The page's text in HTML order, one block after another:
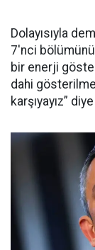
Dolayısıyla
7'nci bölümünü
bir enerji
dahi
karşıyayız”